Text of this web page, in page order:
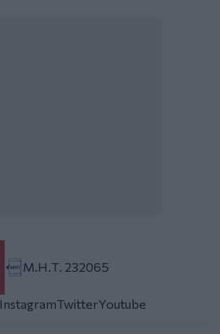
Μ.Η.Τ. 232065
InstagramTwitterYoutube